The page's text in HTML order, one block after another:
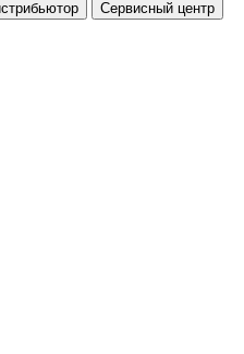
Сервисный центр